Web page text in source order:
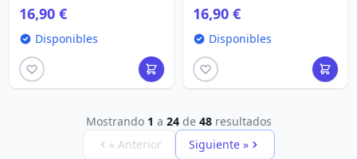
16,90 €
Disponibles
16,90 €
Disponibles
Mostrando 1 a 24de 48resultados
« Anterior
Siguiente »